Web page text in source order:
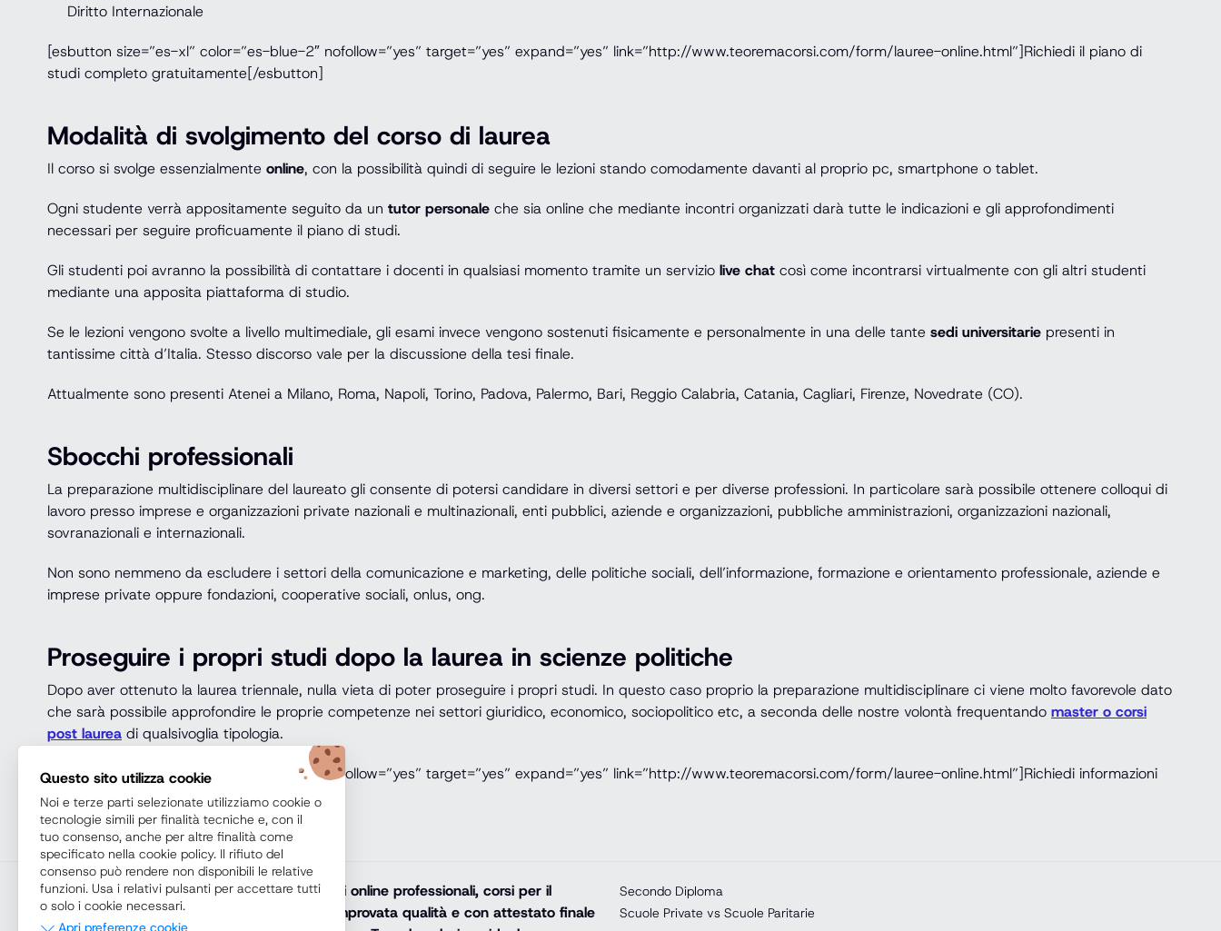
Diritto Internazionale
[esbutton size=”es-xl” color=”es-blue-2″ nofollow=”yes” target=”yes” expand=”yes” link=”http://www.teoremacorsi.com/form/lauree-online.html”]Richiedi il piano di
studi completo gratuitamente[/esbutton]
Modalità di svolgimento del corso di laurea
Il corso si svolge essenzialmente online, con la possibilità quindi di seguire le lezioni stando comodamente davanti al proprio pc, smartphone o tablet.
Ogni studente verrà appositamente seguito da un tutor personale che sia online che mediante incontri organizzati darà tutte le indicazioni e gli approfondimenti
necessari per seguire proficuamente il piano di studi.
Gli studenti poi avranno la possibilità di contattare i docenti in qualsiasi momento tramite un servizio live chat così come incontrarsi virtualmente con gli altri studenti
mediante una apposita piattaforma di studio.
Se le lezioni vengono svolte a livello multimediale, gli esami invece vengono sostenuti fisicamente e personalmente in una delle tante sedi universitarie presenti in
tantissime città d’Italia. Stesso discorso vale per la discussione della tesi finale.
Attualmente sono presenti Atenei a Milano, Roma, Napoli, Torino, Padova, Palermo, Bari, Reggio Calabria, Catania, Cagliari, Firenze, Novedrate (CO).
Sbocchi professionali
La preparazione multidisciplinare del laureato gli consente di potersi candidare in diversi settori e per diverse professioni. In particolare sarà possibile ottenere colloqui di
lavoro presso imprese e organizzazioni private nazionali e multinazionali, enti pubblici, aziende e organizzazioni, pubbliche amministrazioni, organizzazioni nazionali,
sovranazionali e internazionali.
Non sono nemmeno da escludere i settori della comunicazione e marketing, delle politiche sociali, dell’informazione, formazione e orientamento professionale, aziende e
imprese private oppure fondazioni, cooperative sociali, onlus, ong.
Proseguire i propri studi dopo la laurea in scienze politiche
Dopo aver ottenuto la laurea triennale, nulla vieta di poter proseguire i propri studi. In questo caso proprio la preparazione multidisciplinare ci viene molto favorevole dato
che sarà possibile approfondire le proprie competenze nei settori giuridico, economico, sociopolitico etc, a seconda delle nostre volontà frequentando master o corsi
post laurea di qualsivoglia tipologia.
[esbutton size=”es-xl” color=”es-blue-2″ nofollow=”yes” target=”yes” expand=”yes” link=”http://www.teoremacorsi.com/form/lauree-online.html”]Richiedi informazioni
gratuitamente e senza impegno[/esbutton]
Teoremacorsi.compromuove solamente corsi online professionali, corsi per il
diploma online, lauree e master online di comprovata qualità e con attestato finale
Secondo Diploma
Scuole Private vs Scuole Paritarie
Questo sito utilizza cookie
Noi e terze parti selezionate utilizziamo cookie o
tecnologie simili per finalità tecniche e, con il
tuo consenso, anche per altre finalità come
specificato nella cookie policy. Il rifiuto del
consenso può rendere non disponibili le relative
funzioni. Usa i relativi pulsanti per accettare tutti
o solo i cookie necessari.
Apri preferenze cookie